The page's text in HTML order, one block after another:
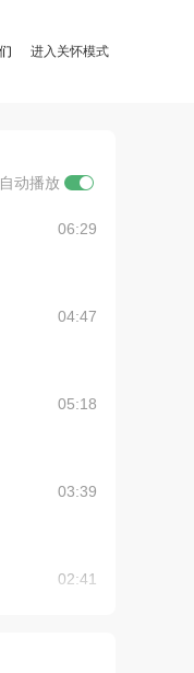
进入关怀模式
自动播放
06:29
04:47
05:18
03:39
02:41